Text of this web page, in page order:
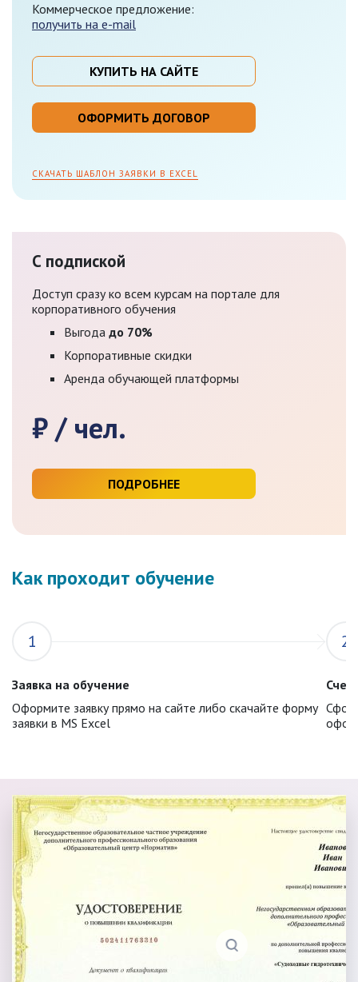
Коммерческое предложение:
получить на e-mail
КУПИТЬ НА САЙТЕ
ОФОРМИТЬ ДОГОВОР
СКАЧАТЬ ШАБЛОН ЗАЯВКИ В EXCEL
С подпиской
Доступ сразу ко всем курсам на портале для
корпоративного обучения
Выгода до 70%
Корпоративные скидки
Аренда обучающей платформы
₽ / чел.
ПОДРОБНЕЕ
Как проходит обучение
1
Заявка на обучение
Оформите заявку прямо на сайте либо скачайте форму
заявки в MS Excel
2
Счет